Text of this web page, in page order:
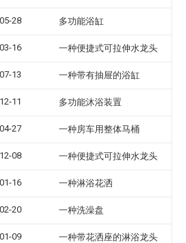
28 多功能浴缸
16 一种便捷式可拉伸水龙头
13 一种带有抽屉的浴缸
11 多功能沐浴装置
27 一种房车用整体马桶
08 一种便捷式可拉伸水龙头
16 一种淋浴花洒
20 一种洗澡盘
09 一种带花洒座的淋浴龙头